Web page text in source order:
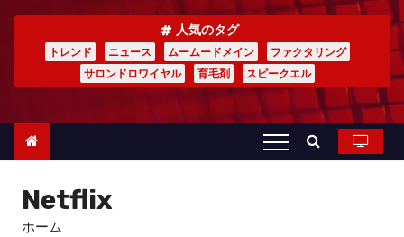
人気のタグ
トレンド ニュース ムームードメイン
ファクタリング
サロンドロワイヤル
育毛剤 スピークエル
Netflix
ホーム